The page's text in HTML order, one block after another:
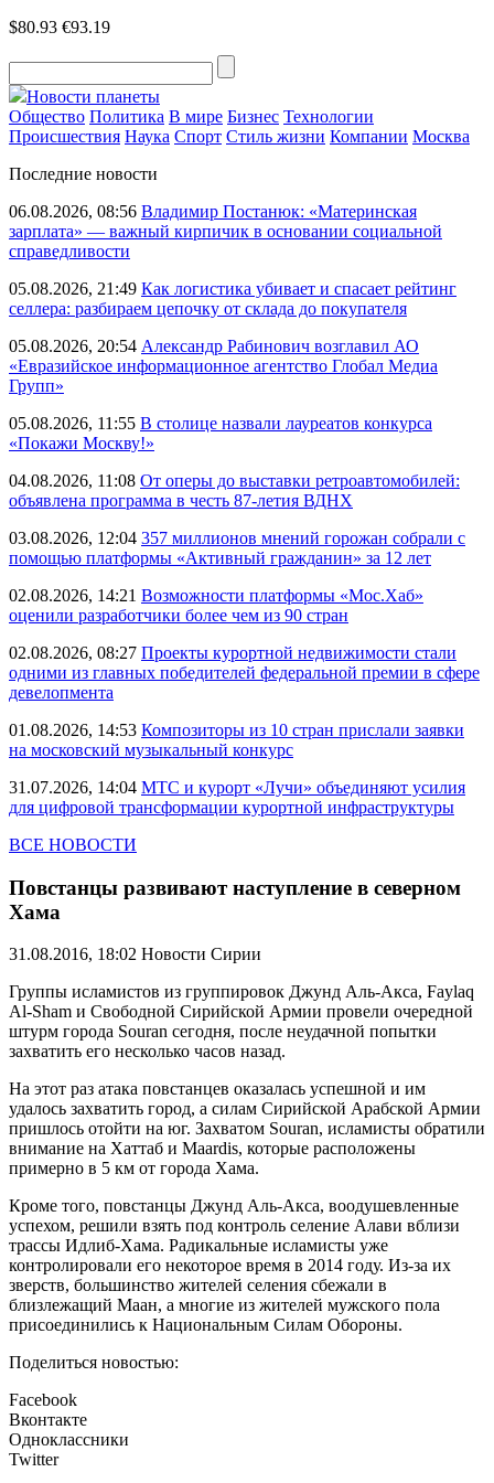
$80.93 €93.19
Новости планеты
Общество Политика В мире Бизнес Технологии
Происшествия Наука Спорт Стиль жизни Компании Москва
Последние новости
06.08.2026, 08:56 Владимир Постанюк: «Материнская
зарплата» — важный кирпичик в основании социальной
справедливости
05.08.2026, 21:49 Как логистика убивает и спасает рейтинг
селлера: разбираем цепочку от склада до покупателя
05.08.2026, 20:54 Александр Рабинович возглавил АО
«Евразийское информационное агентство Глобал Медиа
Групп»
05.08.2026, 11:55 В столице назвали лауреатов конкурса
«Покажи Москву!»
04.08.2026, 11:08 От оперы до выставки ретроавтомобилей:
объявлена программа в честь 87-летия ВДНХ
03.08.2026, 12:04 357 миллионов мнений горожан собрали с
помощью платформы «Активный гражданин» за 12 лет
02.08.2026, 14:21 Возможности платформы «Мос.Хаб»
оценили разработчики более чем из 90 стран
02.08.2026, 08:27 Проекты курортной недвижимости стали
одними из главных победителей федеральной премии в сфере
девелопмента
01.08.2026, 14:53 Композиторы из 10 стран прислали заявки
на московский музыкальный конкурс
31.07.2026, 14:04 МТС и курорт «Лучи» объединяют усилия
для цифровой трансформации курортной инфраструктуры
ВСЕ НОВОСТИ
Повстанцы развивают наступление в северном
Хама
31.08.2016, 18:02 Новости Сирии
Группы исламистов из группировок Джунд Аль-Акса, Faylaq
Al-Sham и Свободной Сирийской Армии провели очередной
штурм города Souran сегодня, после неудачной попытки
захватить его несколько часов назад.
На этот раз атака повстанцев оказалась успешной и им
удалось захватить город, а силам Сирийской Арабской Армии
пришлось отойти на юг. Захватом Souran, исламисты обратили
внимание на Хаттаб и Maardis, которые расположены
примерно в 5 км от города Хама.
Кроме того, повстанцы Джунд Аль-Акса, воодушевленные
успехом, решили взять под контроль селение Алави вблизи
трассы Идлиб-Хама. Радикальные исламисты уже
контролировали его некоторое время в 2014 году. Из-за их
зверств, большинство жителей селения сбежали в
близлежащий Маан, а многие из жителей мужского пола
присоединились к Национальным Силам Обороны.
Поделиться новостью:
Facebook
Вконтакте
Одноклассники
Twitter